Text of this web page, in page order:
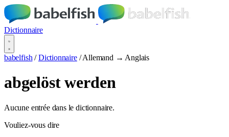
Dictionnaire
babelfish / Dictionnaire / Allemand → Anglais
abgelöst werden
Aucune entrée dans le dictionnaire.
Vouliez-vous dire